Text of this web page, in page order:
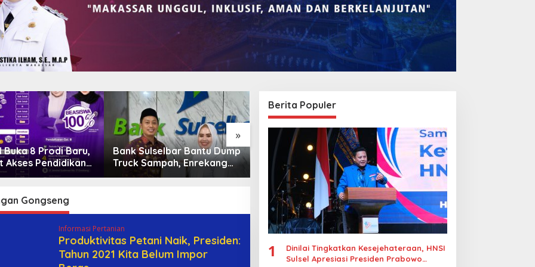
»
Buka 8 Prodi Baru,
Akses Pendidikan
Daya Saing
Bank Sulselbar Bantu Dump
Truck Sampah, Enrekang
Perkuat Layanan
Lomba Rakyat Gelar
“Pidato AHY Muda 2026”,
Dorong Pelajar Indonesia
Berani Sampaikan
Gagasan untuk Bangsa
Legalitas Tower di
Karuwisi–Sinrijala
Dipertanyakan Warga
Gongseng
Informasi Pertanian
Produktivitas Petani Naik, Presiden:
Tahun 2021 Kita Belum Impor
Berita Populer
1
Dinilai Tingkatkan Kesejehateraan, HNSI
Sulsel Apresiasi Presiden Prabowo